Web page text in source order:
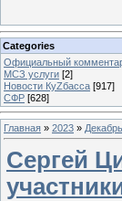
Categories
Официальный
МСЗ услуги [2]
Новости КуZбасса [917]
СФР [628]
Главная » 2023 » Декабрь
Сергей